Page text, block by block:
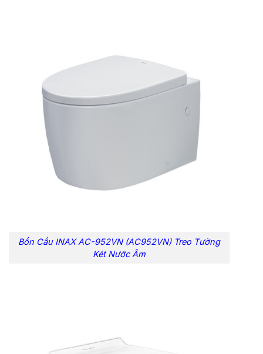
Bồn Cầu INAX AC-952VN (AC952VN) Treo Tường
Két Nước Âm